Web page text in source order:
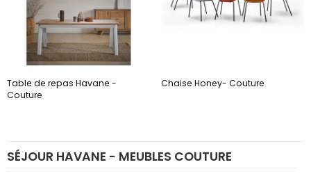
SÉJOUR HAVANE - MEUBLES COUTURE
Table de repas Havane -
Couture
Chaise Honey- Couture